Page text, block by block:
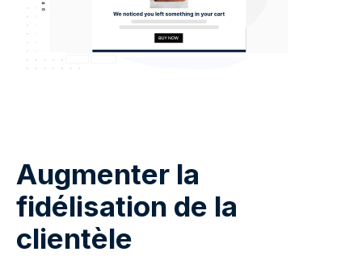
Augmenter la
fidélisation de la
clientèle